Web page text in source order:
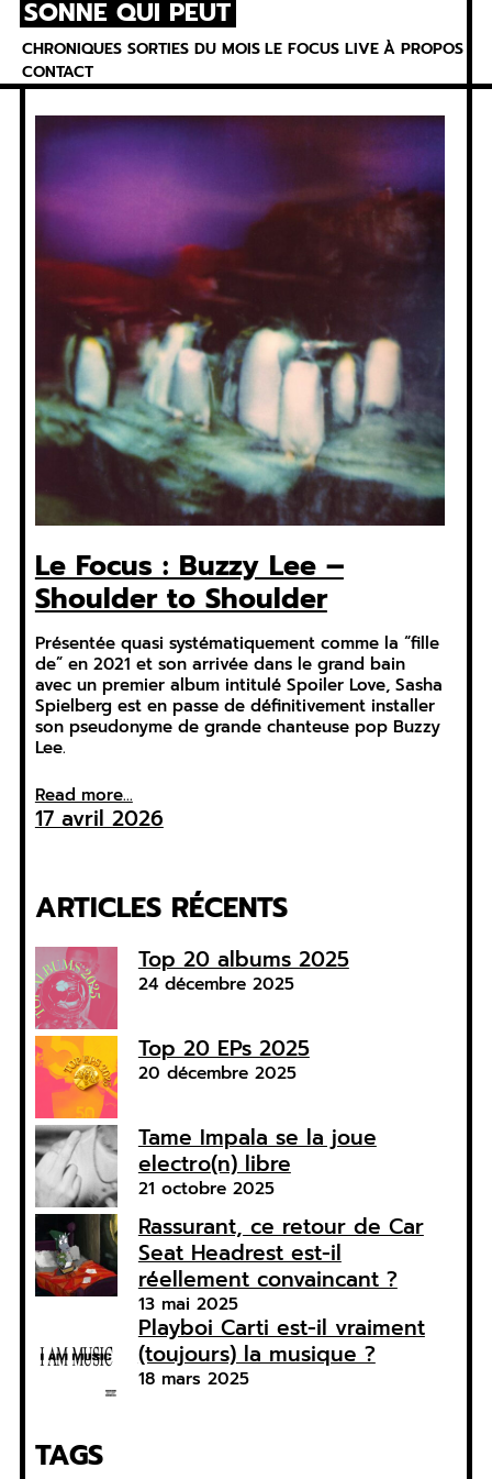
Skip
content
SONNE QUI PEUT
CHRONIQUES SORTIES DU MOIS LE FOCUS LIVE À PROPOS
CONTACT
Le Focus : Buzzy Lee –
Shoulder to Shoulder
Présentée quasi systématiquement comme la “fille
de” en 2021 et son arrivée dans le grand bain
avec un premier album intitulé Spoiler Love, Sasha
Spielberg est en passe de définitivement installer
son pseudonyme de grande chanteuse pop Buzzy
Lee.
Read more...
17 avril 2026
ARTICLES RÉCENTS
Top 20 albums 2025
24 décembre 2025
Top 20 EPs 2025
20 décembre 2025
Tame Impala se la joue
electro(n) libre
21 octobre 2025
Rassurant, ce retour de Car
Seat Headrest est-il
réellement convaincant ?
13 mai 2025
Playboi Carti est-il vraiment
(toujours) la musique ?
18 mars 2025
TAGS